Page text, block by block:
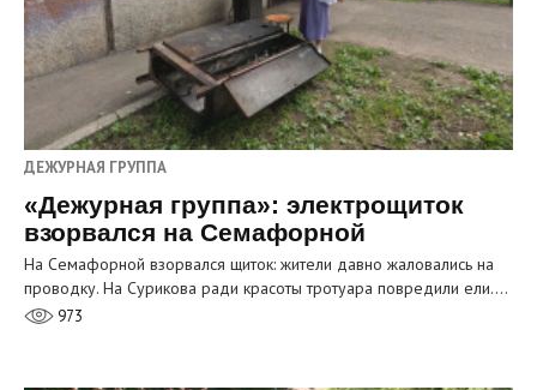
ДЕЖУРНАЯ ГРУППА
«Дежурная группа»: электрощиток
взорвался на Семафорной
На Семафорной взорвался щиток: жители давно жаловались на
проводку. На Сурикова ради красоты тротуара повредили ели.…
973